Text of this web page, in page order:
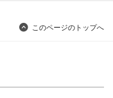
このページのトップへ